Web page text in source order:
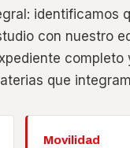
identificamos
con nuestro
que
Movilidad